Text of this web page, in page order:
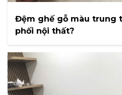
Đệm ghế gỗ màu trung
phối nội thất?